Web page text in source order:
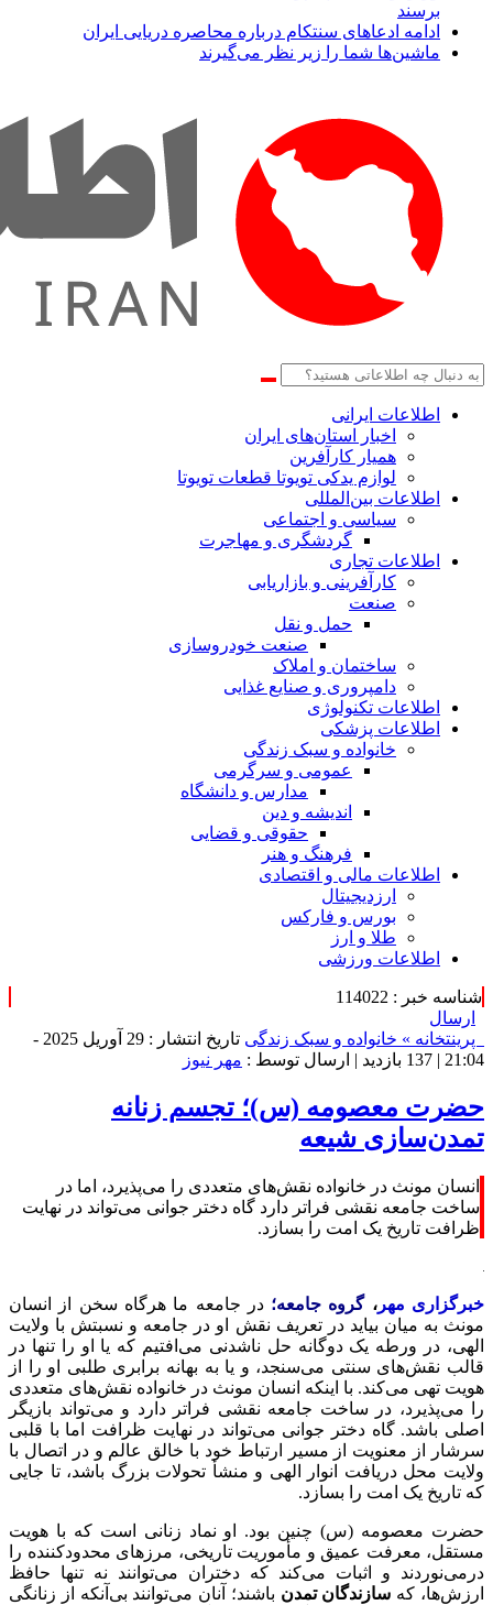
برسند
ادامه ادعاهای سنتکام درباره محاصره دریایی ایران
ماشین‌ها شما را زیر نظر می‌گیرند
اطلاعات‌ ‎ایرانی
اخبار استان‌های ایران
همیار کارآفرین
لوازم یدکی تویوتا قطعات تویوتا
اطلاعات بین‌المللی
سیاسی و اجتماعی
گردشگری و مهاجرت
اطلاعات تجاری
کارآفرینی و بازاریابی
صنعت
حمل و نقل
صنعت خودروسازی
ساختمان و املاک
دامپروری و صنایع غذایی
اطلاعات تکنولوژی
اطلاعات پزشکی
خانواده و سبک زندگی
عمومی و سرگرمی
مدارس و دانشگاه
اندیشه و دین
حقوقی و قضایی
فرهنگ و هنر
اطلاعات مالی و اقتصادی
ارزدیجیتال
بورس و فارکس
طلا و ارز
اطلاعات ورزشی
شناسه خبر : 114022
ارسال
پرینتخانه » خانواده و سبک زندگی
تاریخ انتشار : 29 آوریل 2025 -
21:04 |
137 بازدید | ارسال توسط : مهر نیوز
حضرت معصومه (س)؛ تجسم زنانه‌
تمدن‌سازی شیعه
انسان مونث در خانواده نقش‌های متعددی را می‌پذیرد، اما در
ساخت جامعه نقشی فراتر دارد گاه دختر جوانی می‌تواند در نهایت
ظرافت تاریخ یک امت را بسازد.
خبرگزاری مهر، گروه جامعه؛ در جامعه ما هرگاه سخن از انسان
مونث به میان بیاید در تعریف نقش او در جامعه و نسبتش با ولایت
الهی، در ورطه یک دوگانه حل ناشدنی می‌افتیم که یا او را تنها در
قالب نقش‌های سنتی می‌سنجد، و یا به بهانه برابری طلبی او را از
هویت تهی می‌کند. با اینکه انسان مونث در خانواده نقش‌های متعددی
را می‌پذیرد، در ساخت جامعه نقشی فراتر دارد و می‌تواند بازیگر
اصلی باشد. گاه دختر جوانی می‌تواند در نهایت ظرافت اما با قلبی
سرشار از معنویت از مسیر ارتباط خود با خالق عالم و در اتصال با
ولایت محل دریافت انوار الهی و منشأ تحولات بزرگ باشد، تا جایی
که تاریخ یک امت را بسازد.
حضرت معصومه (س) چنین بود. او نماد زنانی است که با هویت
مستقل، معرفت عمیق و مأموریت تاریخی، مرزهای محدودکننده را
درمی‌نوردند و اثبات می‌کند که دختران می‌توانند نه تنها حافظ
ارزش‌ها، که سازندگان تمدن باشند؛ آنان می‌توانند بی‌آنکه از زنانگی